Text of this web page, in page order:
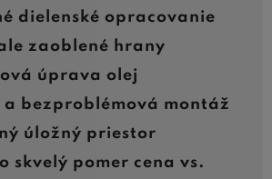
dielenské opracovanie
zaoblené hrany
úprava olej
a bezproblémová montáž
úložný priestor
skvelý pomer cena vs.